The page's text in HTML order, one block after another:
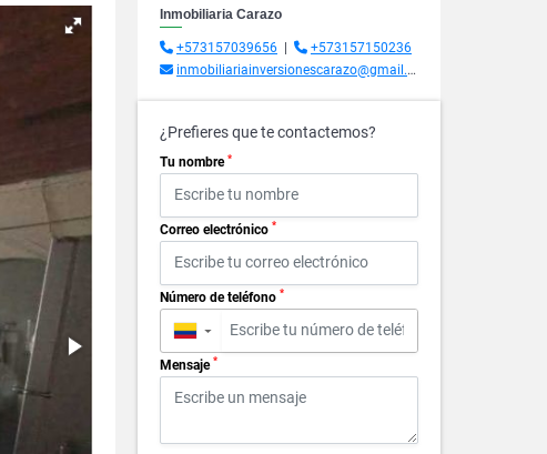
Inmobiliaria Carazo
+573157039656
+573157150236
inmobiliariainversionescarazo@gmail.com
¿Prefieres que te contactemos?
Tu nombre *
Correo electrónico *
Número de teléfono *
▼
Mensaje *